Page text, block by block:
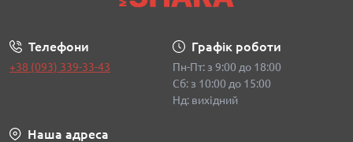
Телефони
+38 (093) 339-33-43
Графік роботи
Пн-Пт: з 9:00 до 18:00
Сб: з 10:00 до 15:00
Нд: вихідний
Наша адреса